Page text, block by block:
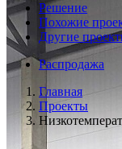
Решение
Похожие
Другие
Распродажа
Главная
Проекты